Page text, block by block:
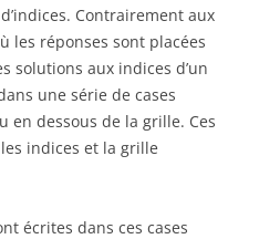
Contrairement aux
les réponses sont placées
solutions aux indices d’un
une série de cases
en dessous de la grille. Ces
indices et la grille
écrites dans ces cases